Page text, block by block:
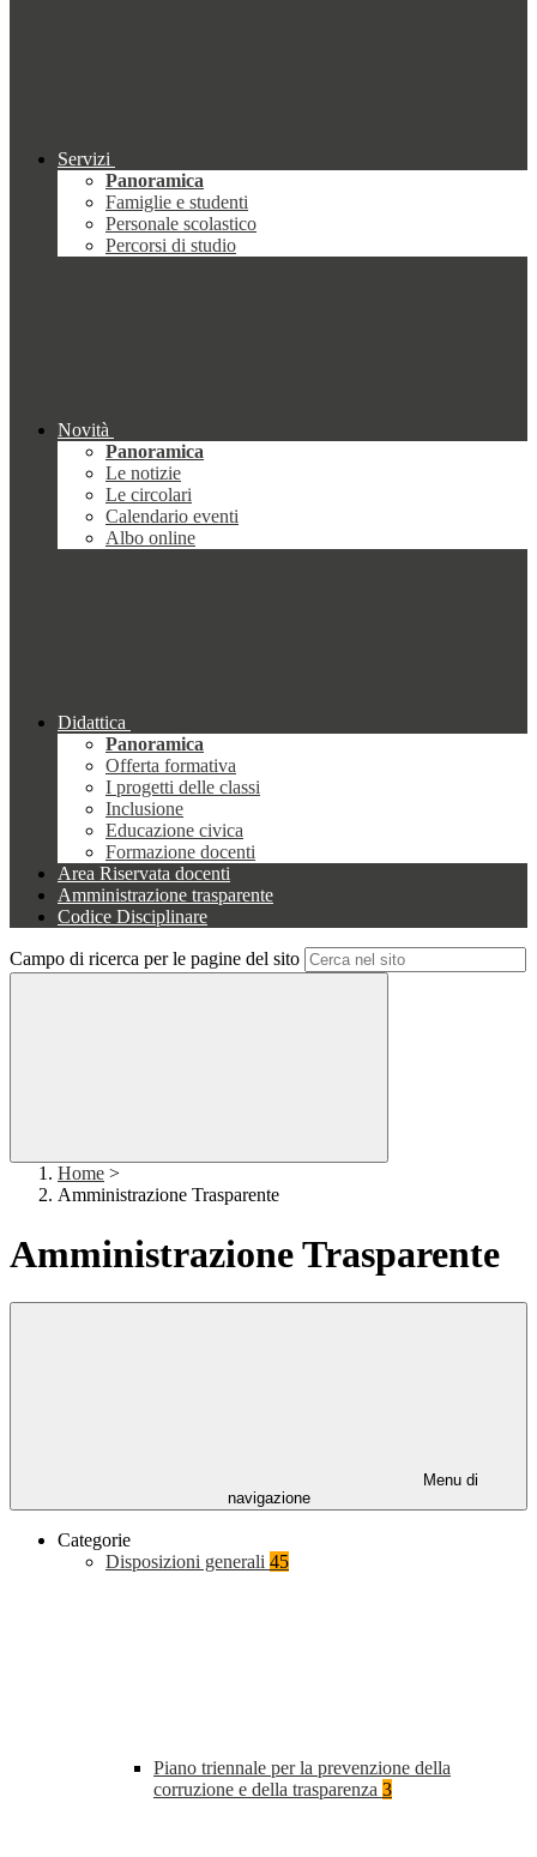
Servizi
Panoramica
Famiglie e studenti
Personale scolastico
Percorsi di studio
Novità
Panoramica
Le notizie
Le circolari
Calendario eventi
Albo online
Didattica
Panoramica
Offerta formativa
I progetti delle classi
Inclusione
Educazione civica
Formazione docenti
Area Riservata docenti
Amministrazione trasparente
Codice Disciplinare
Campo di ricerca per le pagine del sito
Home >
Amministrazione Trasparente
Amministrazione Trasparente
Menu di
navigazione
Categorie
Disposizioni generali 45
Piano triennale per la prevenzione della
corruzione e della trasparenza 3